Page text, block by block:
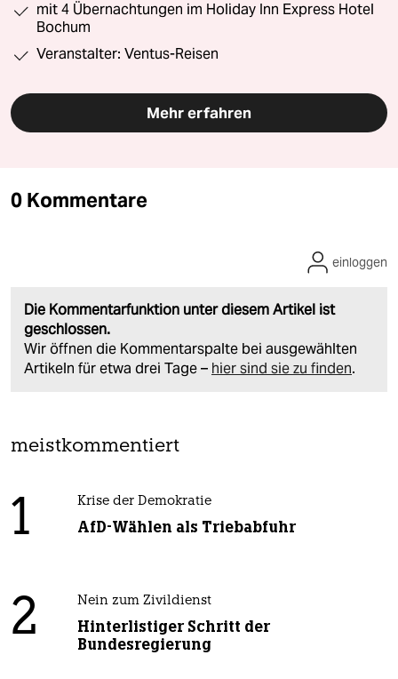
mit 4 Übernachtungen im Holiday Inn Express Hotel
Bochum
Veranstalter: Ventus-Reisen
Mehr erfahren
0 Kommentare
Die Kommentarfunktion unter diesem Artikel ist
geschlossen.
Wir öffnen die Kommentarspalte bei ausgewählten
Artikeln für etwa drei Tage – hier sind sie zu finden.
einloggen
meistkommentiert
1 Krise der Demokratie
AfD-Wählen als Triebabfuhr
2 Nein zum Zivildienst
Hinterlistiger Schritt der
Bundesregierung